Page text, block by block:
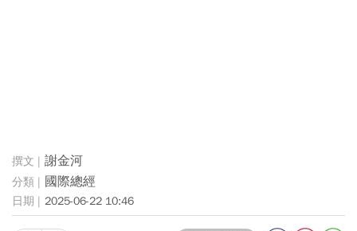
謝金河
國際總經
2025-06-22 10:46